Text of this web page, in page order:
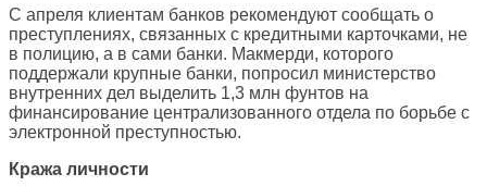
С апреля клиентам банков рекомендуют сообщать о
преступлениях, связанных с кредитными карточками, не
в полицию, а в сами банки. Макмерди, которого
поддержали крупные банки, попросил министерство
внутренних дел выделить 1,3 млн фунтов на
финансирование централизованного отдела по борьбе с
электронной преступностью.
Кража личности